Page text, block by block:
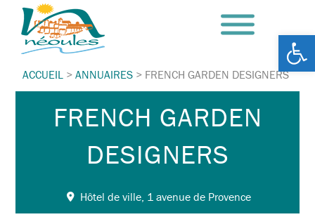
ACCUEIL >ANNUAIRES > FRENCH GARDEN DESIGNERS
FRENCH GARDEN
DESIGNERS
Hôtel de ville, 1 avenue de Provence